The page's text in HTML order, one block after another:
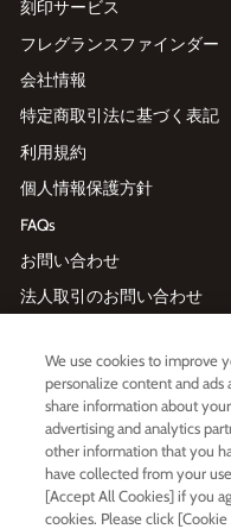
刻印サービス
フレグランスファインダー
会社情報
特定商取引法に基づく表記
利用規約
個人情報保護方針
FAQs
お問い合わせ
法人取引のお問い合わせ
メー
利用規約および
We use cookies to improve
personalize content and ads
share information about
advertising and analytics
other information that you
have collected from your
[Accept All Cookies] if you
cookies. Please click